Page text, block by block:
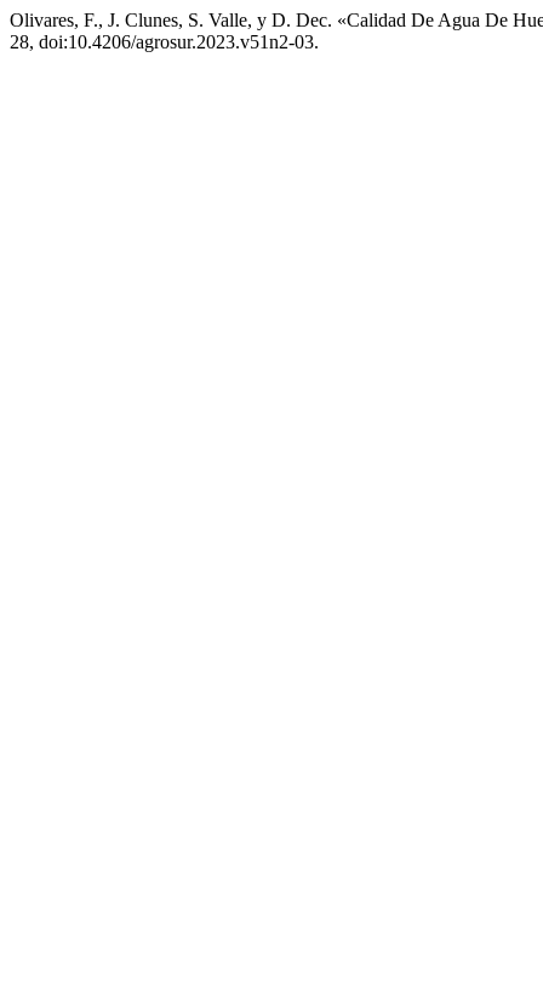
Olivares, F., J. Clunes, S. Valle, y D. Dec. «Calidad De Agua De
28, doi:10.4206/agrosur.2023.v51n2-03.